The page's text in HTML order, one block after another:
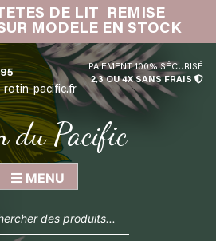
DE LIT REMISE
MODELE EN STOCK
rotin-pacific.fr
PAIEMENT 100% SÉCURISÉ
2,3 OU 4X SANS FRAIS
du Pacific
MENU